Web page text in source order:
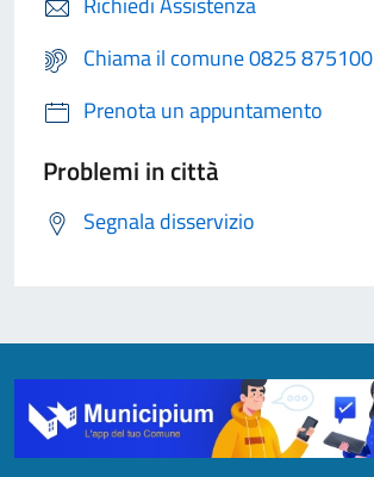
Chiama il comune 0825 875100
Prenota un appuntamento
Problemi in città
Segnala disservizio